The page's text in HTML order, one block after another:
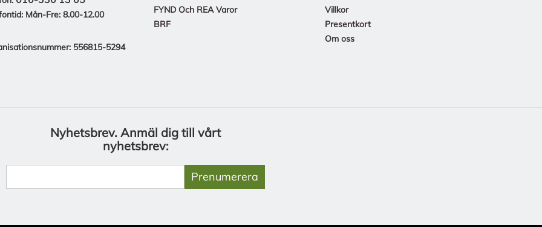
Mån-Fre: 8.00-12.00
556815-5294
FYND Och REA Varor
BRF
Villkor
Presentkort
Om oss
Nyhetsbrev. Anmäl dig till vårt
nyhetsbrev:
Prenumerera